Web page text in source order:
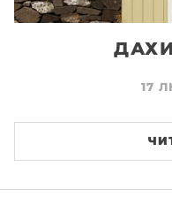
ДАХИ
17